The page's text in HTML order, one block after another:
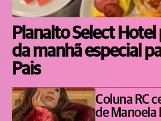
Planalto Select
da manhã especial
Pais
Coluna RC
de Manoela